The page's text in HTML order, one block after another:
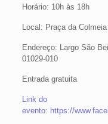
Horário: 10h às 18h
Local: Praça da
Endereço: Largo São
01029-010
Entrada gratuita
Link do
evento: https://